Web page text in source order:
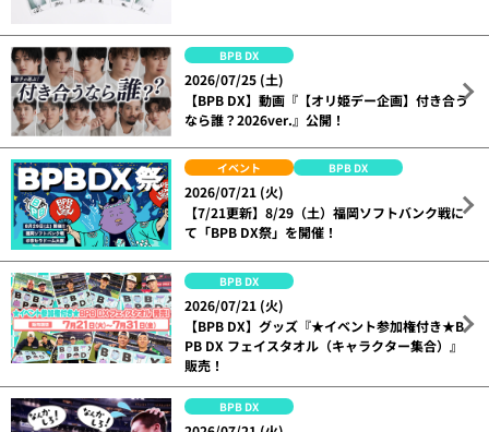
BPB DX
2026/07/25 (土)
【BPB DX】動画『【オリ姫デー企画】付き合う
なら誰？2026ver.』公開！
イベント BPB DX
2026/07/21 (火)
【7/21更新】8/29（土）福岡ソフトバンク戦に
て「BPB DX祭」を開催！
BPB DX
2026/07/21 (火)
【BPB DX】グッズ『★イベント参加権付き★B
PB DX フェイスタオル（キャラクター集合）』
販売！
BPB DX